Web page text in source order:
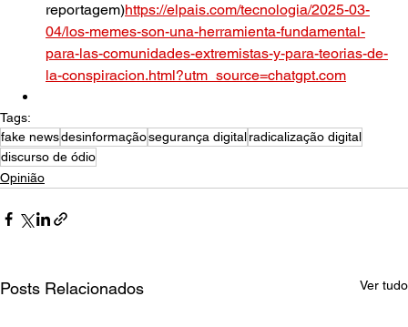
reportagem)https://elpais.com/tecnologia/2025-03-
04/los-memes-son-una-herramienta-fundamental-
para-las-comunidades-extremistas-y-para-teorias-de-
la-conspiracion.html?utm_source=chatgpt.com
Tags:
fake newsdesinformaçãosegurança digitalradicalização digital
discurso de ódio
Opinião
Posts Relacionados Ver tudo